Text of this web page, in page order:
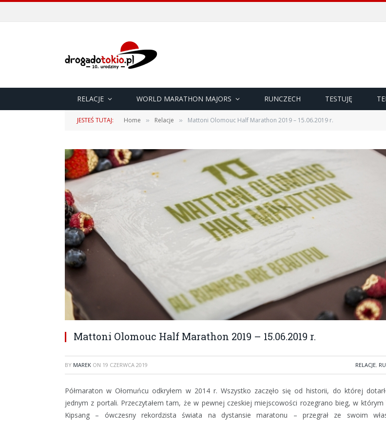
RELACJE WORLD MARATHON MAJORS RUNCZECH TESTUJĘ
JESTEŚ TUTAJ: Home » Relacje » Mattoni Olomouc Half Marathon 2019 – 15.06.2019 r.
Mattoni Olomouc Half Marathon 2019 – 15.06.2019 r.
BY MAREK ON 19 CZERWCA 2019 RELACJE,
Półmaraton w Ołomuńcu odkryłem w 2014 r. Wszystko zaczęło się od historii, do której
jednym z portali. Przeczytałem tam, że w pewnej czeskiej miejscowości rozegrano bieg, w którym
Kipsang – ówczesny rekordzista świata na dystansie maratonu – przegrał ze swoim